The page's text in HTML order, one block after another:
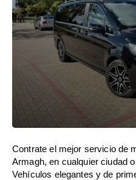
Contrate el mejor servicio de
Armagh, en cualquier ciudad
Vehículos elegantes y de